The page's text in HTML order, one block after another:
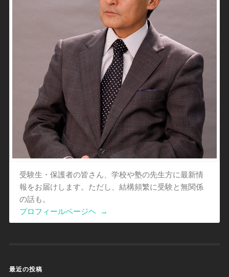
受験生・保護者の皆さん、学校や塾の先生方に最新情
報をお届けします。ただし、結構頻繁に受験と無関係
の話も。
プロフィールページヘ
→
最近の投稿